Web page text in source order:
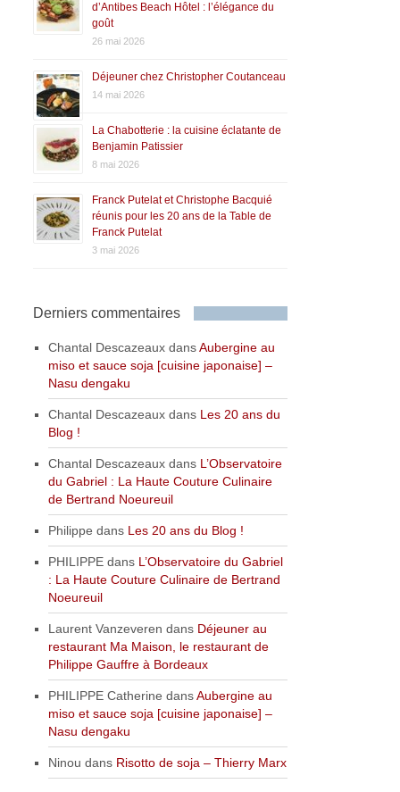
d’Antibes Beach Hôtel : l’élégance du
goût
26 mai 2026
Déjeuner chez Christopher Coutanceau
14 mai 2026
La Chabotterie : la cuisine éclatante de
Benjamin Patissier
8 mai 2026
Franck Putelat et Christophe Bacquié
réunis pour les 20 ans de la Table de
Franck Putelat
3 mai 2026
Derniers commentaires
Chantal Descazeaux dansAubergine au
miso et sauce soja [cuisine japonaise] –
Nasu dengaku
Chantal Descazeaux dans Les 20 ans du
Blog !
Chantal Descazeaux dans L’Observatoire
du Gabriel : La Haute Couture Culinaire
de Bertrand Noeureuil
Philippe dans Les 20 ans du Blog !
PHILIPPE dans L’Observatoire du Gabriel
: La Haute Couture Culinaire de Bertrand
Noeureuil
Laurent Vanzeveren dans Déjeuner au
restaurant Ma Maison, le restaurant de
Philippe Gauffre à Bordeaux
PHILIPPE Catherine dansAubergine au
miso et sauce soja [cuisine japonaise] –
Nasu dengaku
Ninou dans Risotto de soja – Thierry Marx